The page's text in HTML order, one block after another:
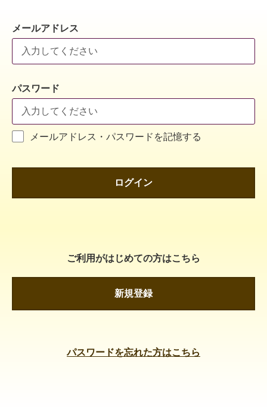
メールアドレス
パスワード
メールアドレス・パスワードを記憶する
ログイン
ご利用がはじめての方はこちら
新規登録
パスワードを忘れた方はこちら